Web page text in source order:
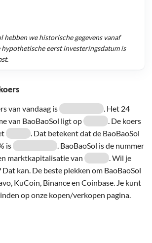
van vandaag is
. Het 24
van BaoBaoSol ligt op
. De koers
. Dat betekent dat de BaoBaoSol
is
. BaoBaoSol is de nummer
marktkapitalisatie van
. Wil je
Dat kan. De beste plekken om BaoBaoSol
KuCoin, Binance en Coinbase. Je kunt
op onze kopen/verkopen pagina.
hebben we historische gegevens vanaf
hypothetische eerst investeringsdatum is